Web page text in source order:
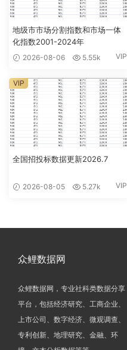
地级市市场分割指数和市场一体
化指数2001-2024年
2026-08-06 5.55k VIP
全国招投标数据更新2026.7
2026-08-05 5.27k VIP
VIP
众鲤数据网
众鲤数据网，专业社科类数据分享
平台，包括经济研究、工商企业、
上市公司、数字经济、微观调查、
专利创新、地理研究、金融、环